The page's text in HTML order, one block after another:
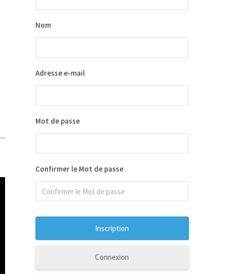
Nom
Adresse e-mail
Mot de passe
Confirmer le Mot de passe
Connexion